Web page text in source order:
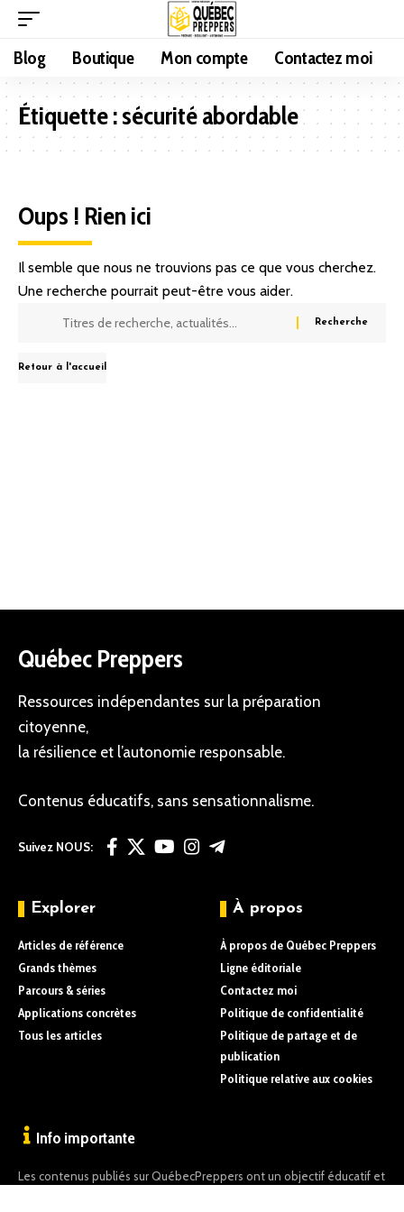
Blog Boutique Mon compte Contactez moi
Étiquette :sécurité abordable
Oups ! Rien ici
Il semble que nous ne trouvions pas ce que vous cherchez.
Une recherche pourrait peut-être vous aider.
Retour à l'accueil
Québec Preppers
Ressources indépendantes sur la préparation
citoyenne,
la résilience et l’autonomie responsable.
Contenus éducatifs, sans sensationnalisme.
Suivez NOUS:
Explorer
Articles de référence
Grands thèmes
Parcours & séries
Applications concrètes
Tous les articles
À propos
À propos de Québec Preppers
Ligne éditoriale
Contactez moi
Politique de confidentialité
Politique de partage et de
publication
Politique relative aux cookies
Info importante
Les contenus publiés sur QuébecPreppers ont un objectif éducatif et